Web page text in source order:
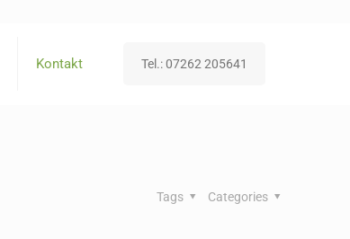
Kontakt Tel.: 07262 205641
Categories
Tags